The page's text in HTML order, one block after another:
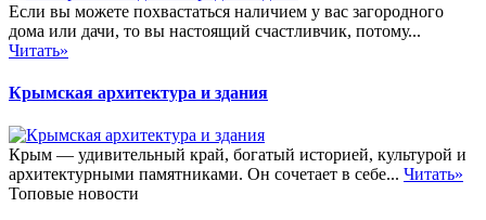
Если вы можете похвастаться наличием у вас загородного
дома или дачи, то вы настоящий счастливчик, потому...
Читать»
Крымская архитектура и здания
Крым — удивительный край, богатый историей, культурой и
архитектурными памятниками. Он сочетает в себе... Читать»
Топовые новости